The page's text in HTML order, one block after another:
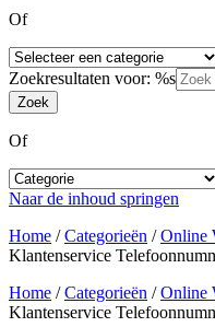
Of
Zoekresultaten voor: %s
Of
Naar de inhoud springen
Home /Categorieën /Online
Klantenservice
Home /Categorieën /Online
Klantenservice